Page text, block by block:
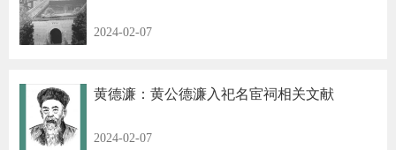
2024-02-07
黄德濂：黄公德濂入祀名宦祠相关文献
2024-02-07